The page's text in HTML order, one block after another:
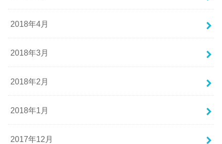
2018年4月
2018年3月
2018年2月
2018年1月
2017年12月